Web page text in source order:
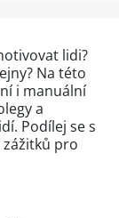
lidi?
Na této
i manuální
a
Podílej se s
pro